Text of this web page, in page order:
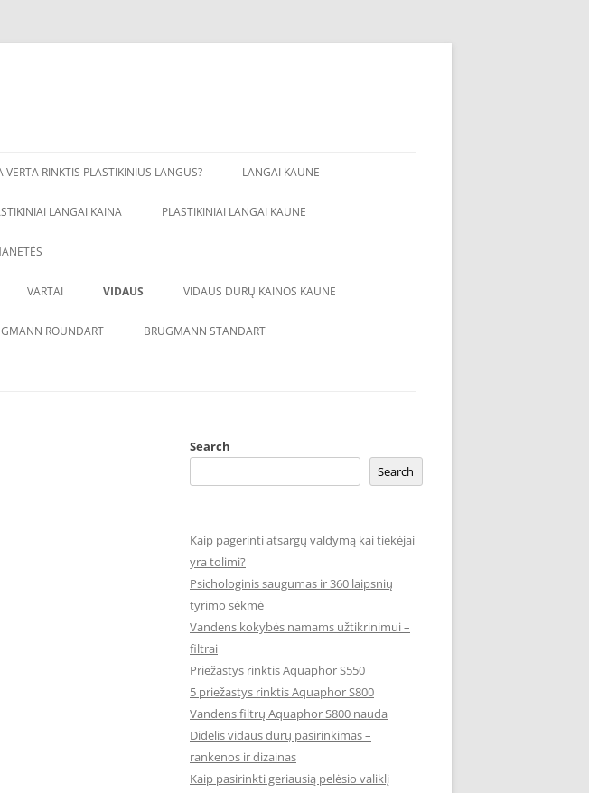
VERTA RINKTIS PLASTIKINIUS LANGUS? LANGAI KAUNE
LANGAI KAINA PLASTIKINIAI LANGAI KAUNE
AQUAPHOR S550
VARTAI VIDAUS
DURYS DAŽYTOS HDF
LAMINUOTOS DURYS
KLASIKA
KLASIKA – STILIUS
LAIKAS
LINIJA
SILUETAS
STANDARTAS
VIDAUS DURŲ KAINOS KAUNE
ROUNDART BRUGMANN STANDART
Search
Search
Kaip pagerinti atsargų valdymą kai tiekėjai
yra tolimi?
Psichologinis saugumas ir 360 laipsnių
tyrimo sėkmė
Vandens kokybės namams užtikrinimui –
filtrai
Priežastys rinktis Aquaphor S550
5 priežastys rinktis Aquaphor S800
Vandens filtrų Aquaphor S800 nauda
Didelis vidaus durų pasirinkimas –
rankenos ir dizainas
Kaip pasirinkti geriausią pelėsio valiklį